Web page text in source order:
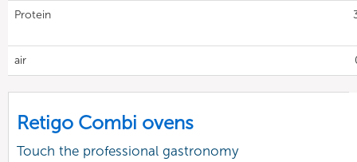
Protein
air
Retigo Combi ovens
Touch the professional gastronomy